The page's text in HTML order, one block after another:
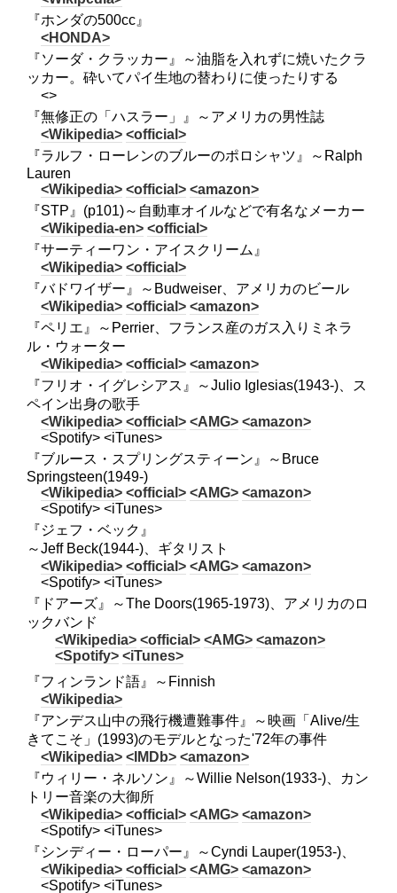
『ホンダの500cc』
<HONDA>
『ソーダ・クラッカー』～油脂を入れずに焼いたクラ
ッカー。砕いてパイ生地の替わりに使ったりする
<>
『無修正の「ハスラー」』～アメリカの男性誌
<Wikipedia> <official>
『ラルフ・ローレンのブルーのポロシャツ』～Ralph
Lauren
<Wikipedia> <official> <amazon>
『STP』(p101)～自動車オイルなどで有名なメーカー
<Wikipedia-en> <official>
『サーティーワン・アイスクリーム』
<Wikipedia> <official>
『バドワイザー』～Budweiser、アメリカのビール
<Wikipedia> <official> <amazon>
『ペリエ』～Perrier、フランス産のガス入りミネラ
ル・ウォーター
<Wikipedia> <official> <amazon>
『フリオ・イグレシアス』～Julio Iglesias(1943-)、ス
ペイン出身の歌手
<Wikipedia> <official> <AMG> <amazon>
<Spotify> <iTunes>
『ブルース・スプリングスティーン』～Bruce
Springsteen(1949-)
<Wikipedia> <official> <AMG> <amazon>
<Spotify> <iTunes>
『ジェフ・ベック』
～Jeff Beck(1944-)、ギタリスト
<Wikipedia> <official> <AMG> <amazon>
<Spotify> <iTunes>
『ドアーズ』～The Doors(1965-1973)、アメリカのロ
ックバンド
<Wikipedia> <official> <AMG> <amazon>
<Spotify> <iTunes>
『フィンランド語』～Finnish
<Wikipedia>
『アンデス山中の飛行機遭難事件』～映画「Alive/生
きてこそ」(1993)のモデルとなった'72年の事件
<Wikipedia> <IMDb> <amazon>
『ウィリー・ネルソン』～Willie Nelson(1933-)、カン
トリー音楽の大御所
<Wikipedia> <official> <AMG> <amazon>
<Spotify> <iTunes>
『シンディー・ローパー』～Cyndi Lauper(1953-)、
<Wikipedia> <official> <AMG> <amazon>
<Spotify> <iTunes>